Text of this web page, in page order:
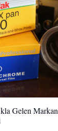
Gelen